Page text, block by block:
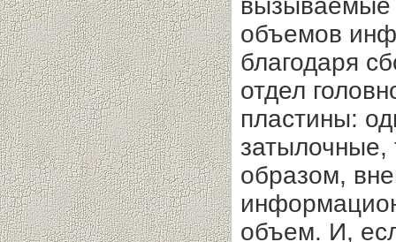
объемов
благодаря
отдел
пластины:
образом,
объем. И,